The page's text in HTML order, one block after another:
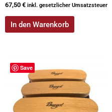
67,50 € inkl. gesetzlicher Umsatzsteuer
In den Warenkorb
Save